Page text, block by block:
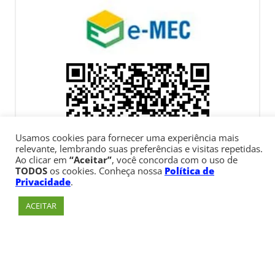
Usamos cookies para fornecer uma experiência mais
relevante, lembrando suas preferências e visitas repetidas.
Ao clicar em “Aceitar”, você concorda com o uso de
TODOS os cookies. Conheça nossa Política de
Privacidade.
ACEITAR